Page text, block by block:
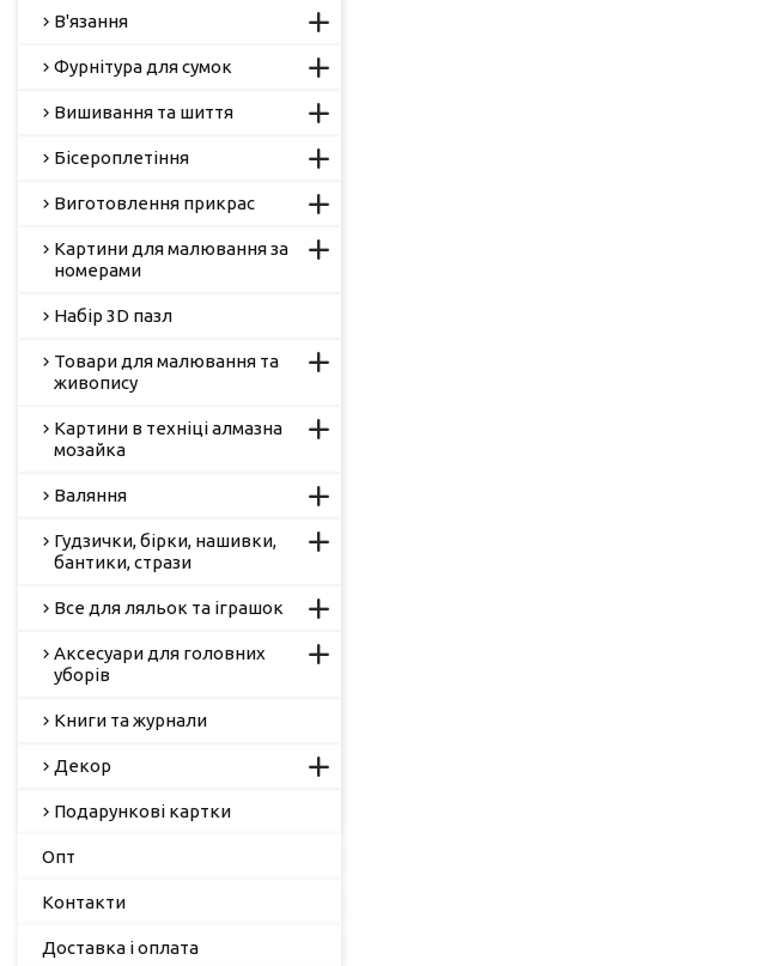
В'язання
Фурнітура для сумок
Вишивання та шиття
Бісероплетіння
Виготовлення прикрас
Картини для малювання за
номерами
Набір 3D пазл
Товари для малювання та
живопису
Картини в техніці алмазна
мозайка
Валяння
Гудзички, бірки, нашивки,
бантики, стрази
Все для ляльок та іграшок
Аксесуари для головних
уборів
Книги та журнали
Декор
Подарункові картки
Опт
Контакти
Доставка і оплата